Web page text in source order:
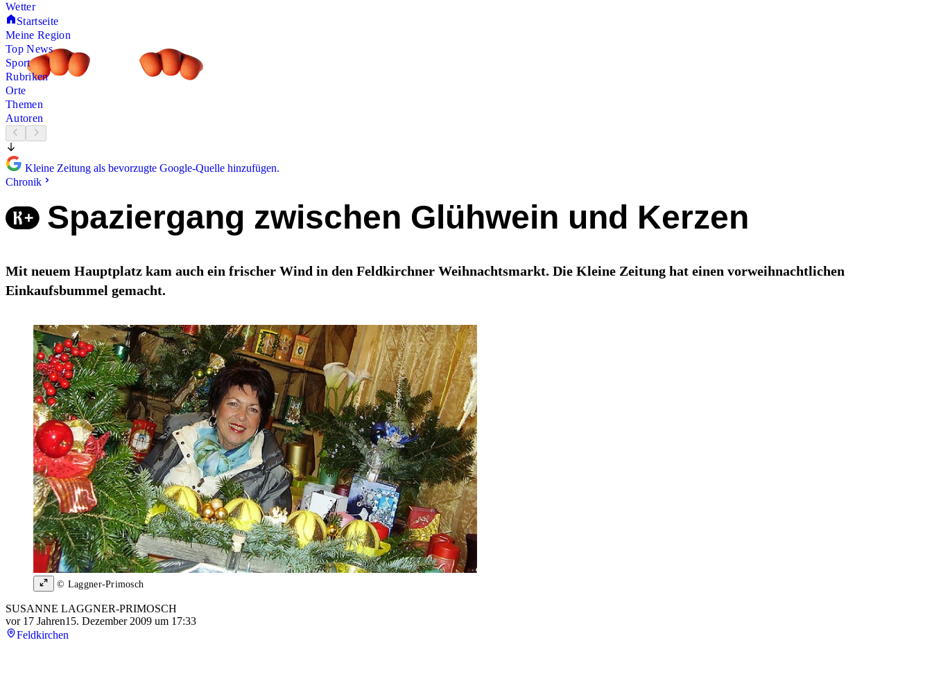
Wetter
Startseite
Meine Region
Top News
Sport
Rubriken
Orte
Themen
Autoren
Kleine Zeitung als bevorzugte Google-Quelle hinzufügen.
Chronik
Spaziergang zwischen Glühwein und Kerzen
Mit neuem Hauptplatz kam auch ein frischer Wind in den Feldkirchner Weihnachtsmarkt. Die Kleine Zeitung hat einen vorweihnachtlichen
Einkaufsbummel gemacht.
© Laggner-Primosch
SUSANNE LAGGNER-PRIMOSCH
vor 17 Jahren15. Dezember 2009 um 17:33
Feldkirchen